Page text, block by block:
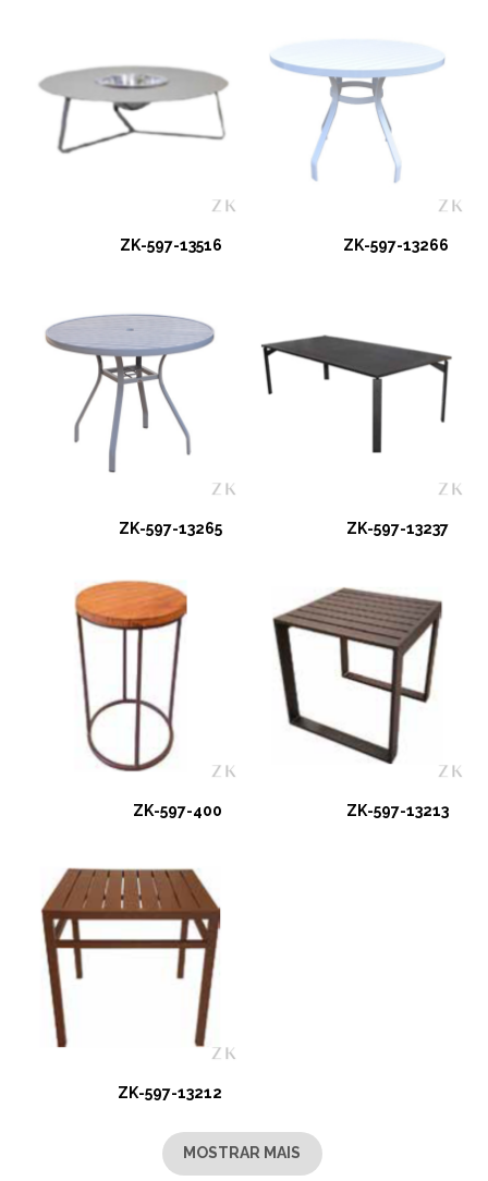
ZK-597-13516 ZK-597-13266
ZK-597-13265 ZK-597-13237
ZK-597-400 ZK-597-13213
ZK-597-13212
MOSTRAR MAIS